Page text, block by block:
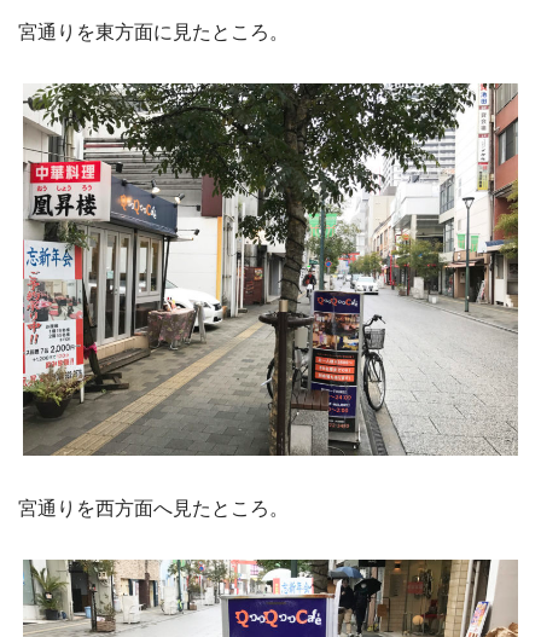
宮通りを東方面に見たところ。
宮通りを西方面へ見たところ。